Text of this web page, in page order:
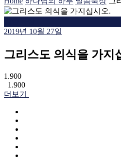
2019년 10월 27일
그리스도 의식을 가지
1.900
1.900
더보기